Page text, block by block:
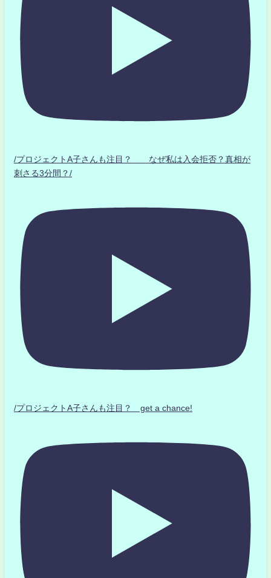
/プロジェクトA子さんも注目？ なぜ私は入会拒否？真相が
刺さる3分間？/
/プロジェクトA子さんも注目？ get a chance!